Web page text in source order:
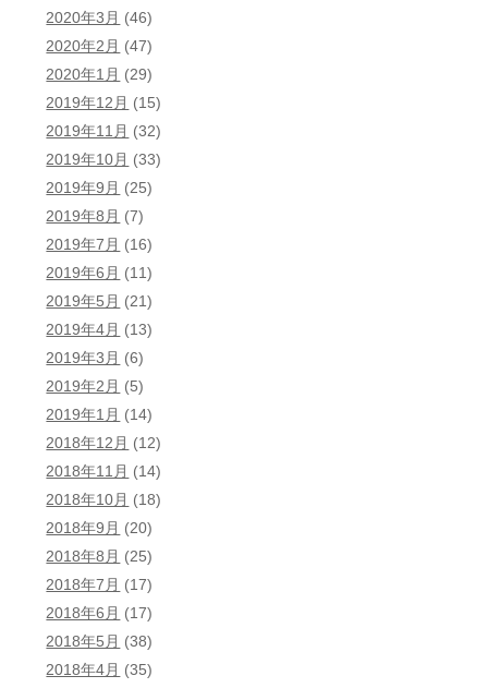
2020年3月 (46)
2020年2月 (47)
2020年1月 (29)
2019年12月 (15)
2019年11月 (32)
2019年10月 (33)
2019年9月 (25)
2019年8月 (7)
2019年7月 (16)
2019年6月 (11)
2019年5月 (21)
2019年4月 (13)
2019年3月 (6)
2019年2月 (5)
2019年1月 (14)
2018年12月 (12)
2018年11月 (14)
2018年10月 (18)
2018年9月 (20)
2018年8月 (25)
2018年7月 (17)
2018年6月 (17)
2018年5月 (38)
2018年4月 (35)